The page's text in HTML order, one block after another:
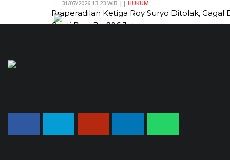
31/07/2026 13:23 WIB || HUKUM
Praperadilan Ketiga Roy Suryo Ditolak, Gagal
Ganti Rugi Rp 206 Juta
Barat